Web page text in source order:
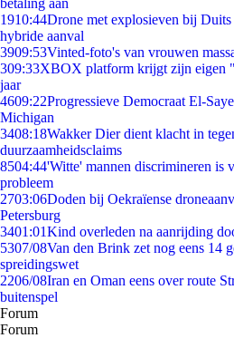
betaling aan
1910:44Drone met explosieven bij
hybride aanval
3909:53Vinted-foto's van vrouwen
309:33XBOX platform krijgt zijn eigen
jaar
4609:22Progressieve Democraat El-
Michigan
3408:18Wakker Dier dient klacht in
duurzaamheidsclaims
8504:44'Witte' mannen discrimineren is
probleem
2703:06Doden bij Oekraïense
Petersburg
3401:01Kind overleden na aanrijding
5307/08Van den Brink zet nog eens 14
spreidingswet
2206/08Iran en Oman eens over route
buitenspel
Forum
Forum